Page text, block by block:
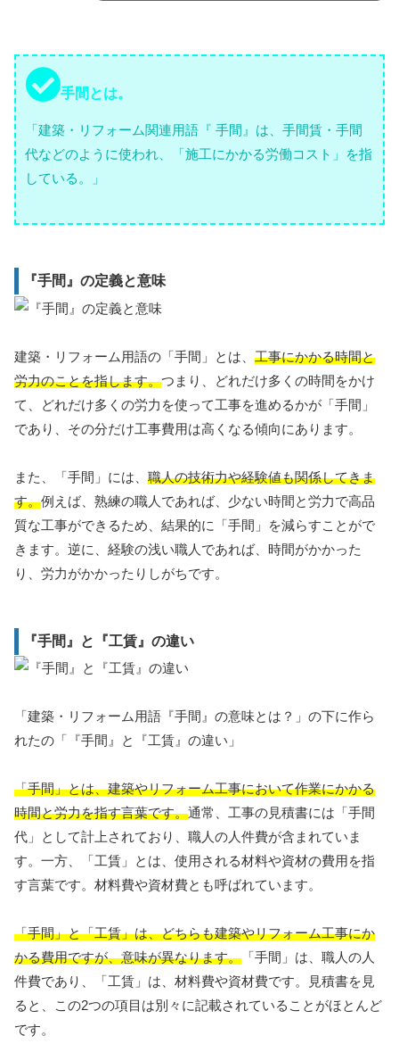
手間とは。
「建築・リフォーム関連用語『 手間』は、手間賃・手間
代などのように使われ、「施工にかかる労働コスト」を指
している。」
『手間』の定義と意味
建築・リフォーム用語の「手間」とは、 工事にかかる時間と
労力のことを指します。つまり、どれだけ多くの時間をかけ
て、どれだけ多くの労力を使って工事を進めるかが「手間」
であり、その分だけ工事費用は高くなる傾向にあります。
また、「手間」には、 職人の技術力や経験値も関係してきま
す。例えば、熟練の職人であれば、少ない時間と労力で高品
質な工事ができるため、結果的に「手間」を減らすことがで
きます。逆に、経験の浅い職人であれば、時間がかかった
り、労力がかかったりしがちです。
『手間』と『工賃』の違い
「建築・リフォーム用語『手間』の意味とは？」の下に作ら
れたの「『手間』と『工賃』の違い」
「手間」とは、建築やリフォーム工事において作業にかかる
時間と労力を指す言葉です。通常、工事の見積書には「手間
代」として計上されており、職人の人件費が含まれていま
す。一方、「工賃」とは、使用される材料や資材の費用を指
す言葉です。材料費や資材費とも呼ばれています。
「手間」と「工賃」は、どちらも建築やリフォーム工事にか
かる費用ですが、意味が異なります。 「手間」は、職人の人
件費であり、「工賃」は、材料費や資材費です。見積書を見
ると、この2つの項目は別々に記載されていることがほとんど
です。